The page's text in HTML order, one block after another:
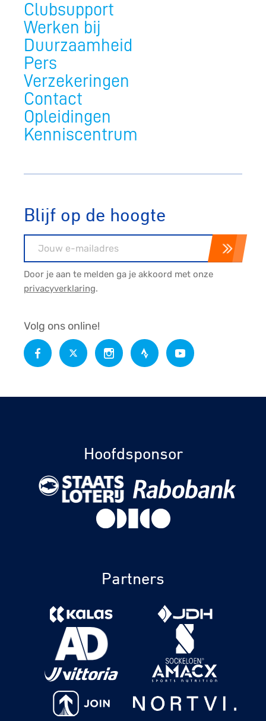
Clubsupport
Werken bij
Duurzaamheid
Pers
Verzekeringen
Contact
Opleidingen
Kenniscentrum
Blijf op de hoogte
Door je aan te melden ga je akkoord met onze
privacyverklaring.
Volg ons online!
Hoofdsponsor
Partners